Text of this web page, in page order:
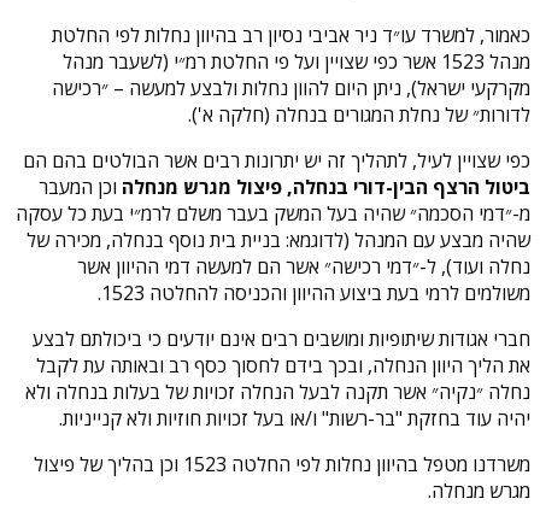
כאמור, למשרד עו״ד ניר אביבי נסיון רב בהיוון נחלות לפי החלטת
מנהל 1523 אשר כפי שצויין ועל פי החלטת רמ״י (לשעבר מנהל
מקרקעי ישראל), ניתן היום להוון נחלות ולבצע למעשה – ״רכישה
לדורות״ של נחלת המגורים בנחלה (חלקה א').
כפי שצויין לעיל, לתהליך זה יש יתרונות רבים אשר הבולטים בהם הם
ביטול הרצף הבין-דורי בנחלה, פיצול מגרש מנחלה וכן המעבר
מ-״דמי הסכמה״ שהיה בעל המשק בעבר משלם לרמ״י בעת כל עסקה
שהיה מבצע עם המנהל (לדוגמא: בניית בית נוסף בנחלה, מכירה של
נחלה ועוד), ל-״דמי רכישה״ אשר הם למעשה דמי ההיוון אשר
משולמים לרמי בעת ביצוע ההיוון והכניסה להחלטה 1523.
חברי אגודות שיתופיות ומושבים רבים אינם יודעים כי ביכולתם לבצע
את הליך היוון הנחלה, ובכך בידם לחסוך כסף רב ובאותה עת לקבל
נחלה ״נקיה״ אשר תקנה לבעל הנחלה זכויות של בעלות בנחלה ולא
יהיה עוד בחזקת "בר-רשות" ו/או בעל זכויות חוזיות ולא קנייניות.
משרדנו מטפל בהיוון נחלות לפי החלטה 1523 וכן בהליך של פיצול
מגרש מנחלה.